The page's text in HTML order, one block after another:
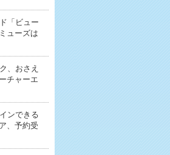
「ビュー
ューズは
、おさえ
チャーエ
ンできる
、予約受